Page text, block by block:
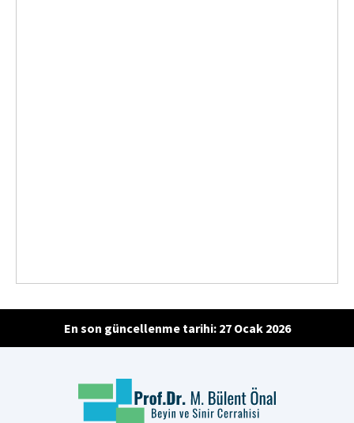
En son güncellenme tarihi: 27 Ocak 2026